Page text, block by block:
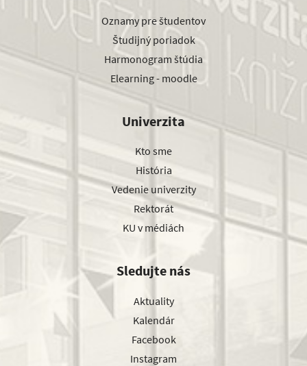
Oznamy pre študentov
Študijný poriadok
Harmonogram štúdia
Elearning - moodle
Univerzita
Kto sme
História
Vedenie univerzity
Rektorát
KU v médiách
Sledujte nás
Aktuality
Kalendár
Facebook
Instagram